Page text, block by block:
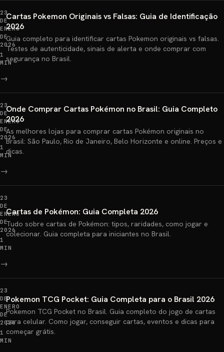
23
DE
ENERO
DE
2026
1
MIN
Cartas Pokemon Originais vs Falsas: Guia de Identificação
2026
Guia completo para identificar cartas Pokemon originais vs falsas.
Testes de autenticidade, sinais de alerta e onde comprar com
segurança no Brasil.
→
23
DE
ENERO
DE
2026
1
MIN
Onde Comprar Cartas Pokémon no Brasil: Guia Completo
2026
As melhores lojas para comprar cartas Pokémon originais no
Brasil: São Paulo, Rio de Janeiro, Belo Horizonte e online. Preços e
dicas.
→
23
DE
ENERO
DE
2026
1
MIN
Cartas de Pokémon: Guia Completa 2026
Tudo sobre cartas de Pokémon: tipos, raridades, como jogar e
colecionar. Guia completa para iniciantes no Brasil.
→
23
DE
ENERO
DE
2026
1
MIN
Pokemon TCG Pocket: Guia Completa para o Brasil 2026
Pokemon TCG Pocket no Brasil. Guia completo do jogo de cartas
para celular. Como jogar, conseguir cartas, eventos e dicas para
começar grátis.